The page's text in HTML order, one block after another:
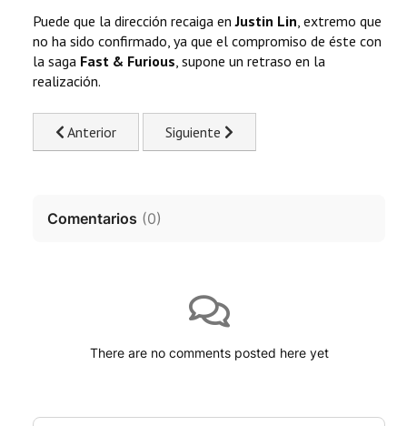
Puede que la dirección recaiga enJustin Lin , extremo que
no ha sido confirmado, ya que el compromiso de éste con
la saga Fast & Furious , supone un retraso en la
realización.
Previous article: The Dark Knight Rises, en trece minutos
Anterior Next article: THE CORPSE GRINDERS
Siguiente
Comentarios (0)
There are no comments posted here yet